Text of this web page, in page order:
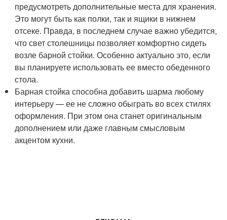
предусмотреть дополнительные места для хранения.
Это могут быть как полки, так и ящики в нижнем
отсеке. Правда, в последнем случае важно убедится,
что свет столешницы позволяет комфортно сидеть
возле барной стойки. Особенно актуально это, если
вы планируете использовать ее вместо обеденного
стола.
Барная стойка способна добавить шарма любому
интерьеру — ее не сложно обыграть во всех стилях
оформления. При этом она станет оригинальным
дополнением или даже главным смысловым
акцентом кухни.